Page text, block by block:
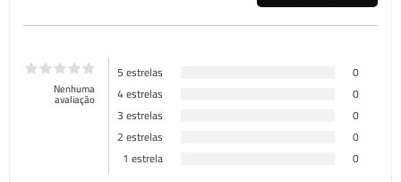
Nenhuma
avaliação
5 estrelas
0
4 estrelas
0
3 estrelas
0
2 estrelas
0
1 estrela
0